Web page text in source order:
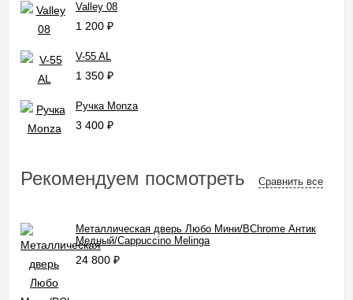
Valley 08
1 200 ₽
V-55 AL
1 350 ₽
Ручка Monza
3 400 ₽
Рекомендуем посмотреть Сравнить все
Металлическая дверь Любо Мини/BChrome Антик
Медный/Cappuccino Melinga
24 800 ₽